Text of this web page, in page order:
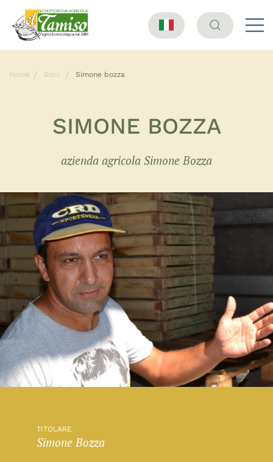
Home Soci Simone bozza
SIMONE BOZZA
azienda agricola Simone Bozza
TITOLARE
Simone Bozza